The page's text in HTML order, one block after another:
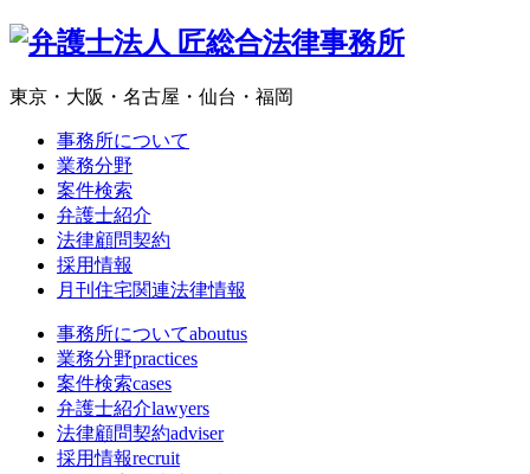
東京・大阪・名古屋・仙台・福岡
事務所について
業務分野
案件検索
弁護士紹介
法律顧問契約
採用情報
月刊住宅関連法律情報
事務所についてaboutus
業務分野practices
案件検索cases
弁護士紹介lawyers
法律顧問契約adviser
採用情報recruit